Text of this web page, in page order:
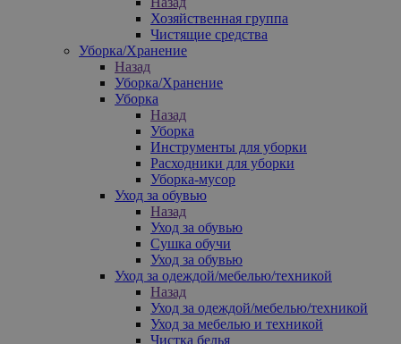
Хозяйственная группа
Чистящие средства
Уборка/Хранение
Назад
Уборка/Хранение
Уборка
Назад
Уборка
Инструменты для уборки
Расходники для уборки
Уборка-мусор
Уход за обувью
Назад
Уход за обувью
Сушка обучи
Уход за обувью
Уход за одеждой/мебелью/техникой
Назад
Уход за одеждой/мебелью/техникой
Уход за мебелью и техникой
Чистка белья